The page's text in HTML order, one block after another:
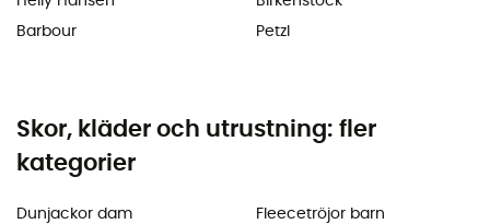
Barbour
Petzl
Skor, kläder och utrustning: fler
kategorier
Dunjackor dam
Fleecetröjor barn